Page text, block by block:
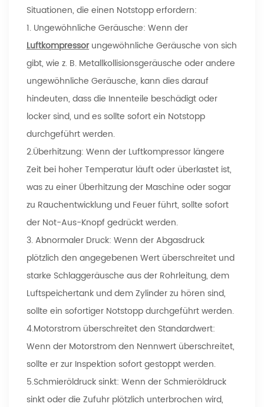
Situationen, die einen Notstopp erfordern:
1. Ungewöhnliche Geräusche: Wenn der
Luftkompressorungewöhnliche Geräusche von sich
gibt, wie z. B. Metallkollisionsgeräusche oder andere
ungewöhnliche Geräusche, kann dies darauf
hindeuten, dass die Innenteile beschädigt oder
locker sind, und es sollte sofort ein Notstopp
durchgeführt werden.
2.Überhitzung: Wenn der Luftkompressor längere
Zeit bei hoher Temperatur läuft oder überlastet ist,
was zu einer Überhitzung der Maschine oder sogar
zu Rauchentwicklung und Feuer führt, sollte sofort
der Not-Aus-Knopf gedrückt werden.
3. Abnormaler Druck: Wenn der Abgasdruck
plötzlich den angegebenen Wert überschreitet und
starke Schlaggeräusche aus der Rohrleitung, dem
Luftspeichertank und dem Zylinder zu hören sind,
sollte ein sofortiger Notstopp durchgeführt werden.
4.Motorstrom überschreitet den Standardwert:
Wenn der Motorstrom den Nennwert überschreitet,
sollte er zur Inspektion sofort gestoppt werden.
5.Schmieröldruck sinkt: Wenn der Schmieröldruck
sinkt oder die Zufuhr plötzlich unterbrochen wird,